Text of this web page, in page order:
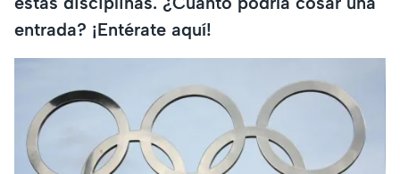
entrada? ¡Entérate aquí!